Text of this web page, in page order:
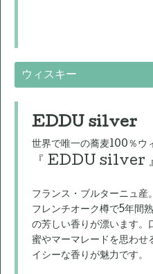
ウィスキー
EDDU silver
世界で唯一の蕎麦100％ウ
『 EDDU silver 』
フランス・ブルターニュ産
フレンチオーク樽で5年間
の芳しい香りが漂います。
蜜やマーマレードを思わせ
イシーな香りが魅力です。